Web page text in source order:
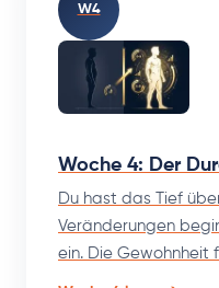
W4
Woche 4: Der
Du hast das Tief
Veränderungen
ein. Die Gewohnheit